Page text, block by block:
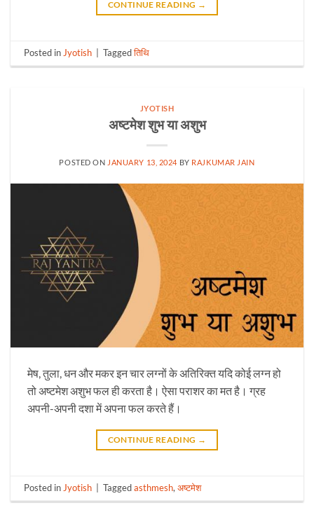
CONTINUE READING →
Posted inJyotish Taggedतिथि
JYOTISH
अष्टमेश शुभ या अशुभ
POSTED ON JANUARY 13, 2024 BY RAJKUMAR JAIN
मेष, तुला, धन और मकर इन चार लग्नों के अतिरिक्त यदि कोई लग्न हो
तो अष्टमेश अशुभ फल ही करता है। ऐसा पराशर का मत है। ग्रह
अपनी-अपनी दशा में अपना फल करते हैं।
CONTINUE READING →
Posted inJyotish Taggedasthmesh,अष्टमेश